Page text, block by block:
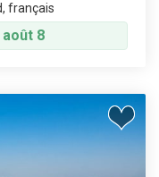
français
août 8